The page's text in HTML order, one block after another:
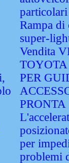
particolari
Rampa di
super-
Vendita
PER
PRONTA
per
problemi